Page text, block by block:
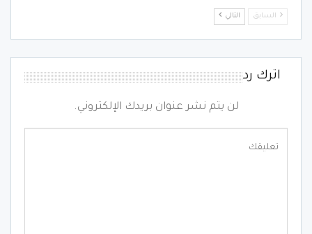
السابق التالي
اترك رد
لن يتم نشر عنوان بريدك الإلكتروني.